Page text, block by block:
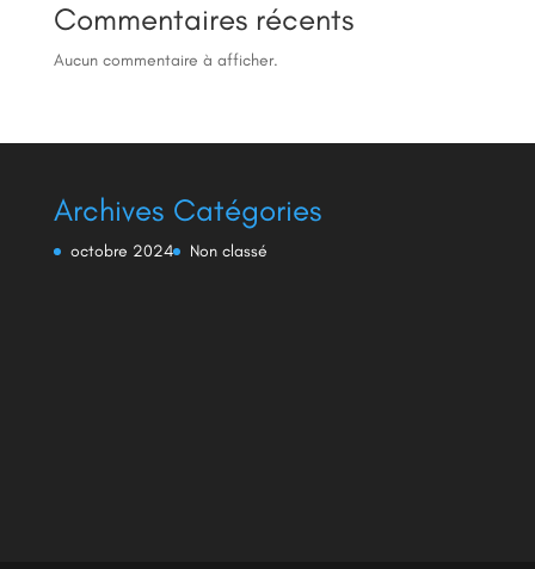
Commentaires récents
Aucun commentaire à afficher.
Archives
octobre 2024
Catégories
Non classé